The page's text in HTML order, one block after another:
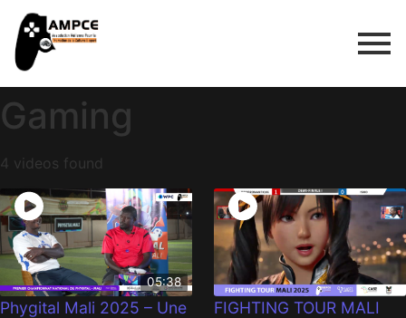
Gaming
4 videos found
05:38
Phygital Mali 2025 – Une
FIGHTING TOUR MALI